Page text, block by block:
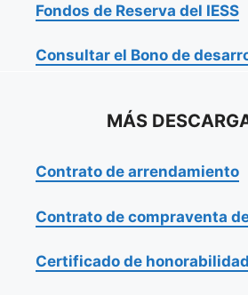
Fondos de Reserva del IESS
Consultar el Bono de
MÁS
Contrato de arrendamiento
Contrato de compraventa
Certificado de honorabilidad